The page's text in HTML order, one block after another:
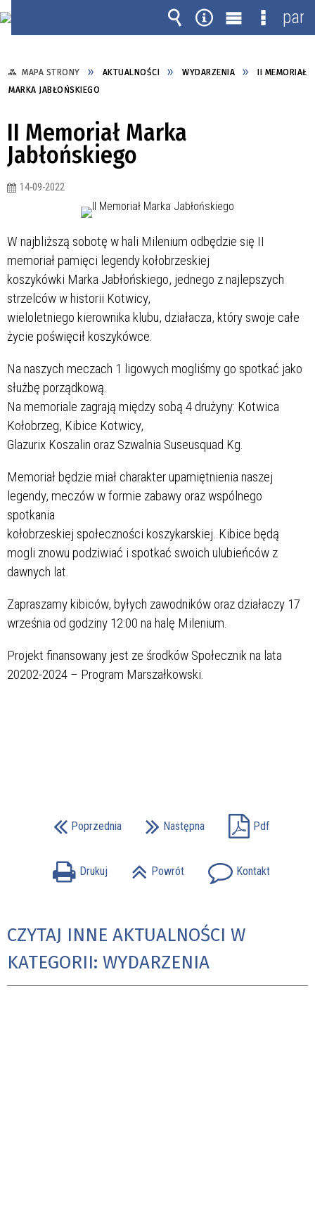
MAPA STRONY AKTUALNOŚCI WYDARZENIA
II MEMORIAŁ
MARKA JABŁOŃSKIEGO
II Memoriał Marka
Jabłońskiego
14-09-2022
W najbliższą sobotę w hali Milenium odbędzie się II
memoriał pamięci legendy kołobrzeskiej
koszykówki Marka Jabłońskiego, jednego z najlepszych
strzelców w historii Kotwicy,
wieloletniego kierownika klubu, działacza, który swoje całe
życie poświęcił koszykówce.
Na naszych meczach 1 ligowych mogliśmy go spotkać jako
służbę porządkową.
Na memoriale zagrają między sobą 4 drużyny: Kotwica
Kołobrzeg, Kibice Kotwicy,
Glazurix Koszalin oraz Szwalnia Suseusquad Kg.
Memoriał będzie miał charakter upamiętnienia naszej
legendy, meczów w formie zabawy oraz wspólnego
spotkania
kołobrzeskiej społeczności koszykarskiej. Kibice będą
mogli znowu podziwiać i spotkać swoich ulubieńców z
dawnych lat.
Zapraszamy kibiców, byłych zawodników oraz działaczy 17
września od godziny 12:00 na halę Milenium.
Projekt finansowany jest ze środków Społecznik na lata
20202-2024 – Program Marszałkowski.
Poprzednia Następna Pdf
Drukuj Powrót Kontakt
CZYTAJ INNE AKTUALNOŚCI W
KATEGORII: WYDARZENIA
Wyszukiwarka
Narzędzia
MenuMenu